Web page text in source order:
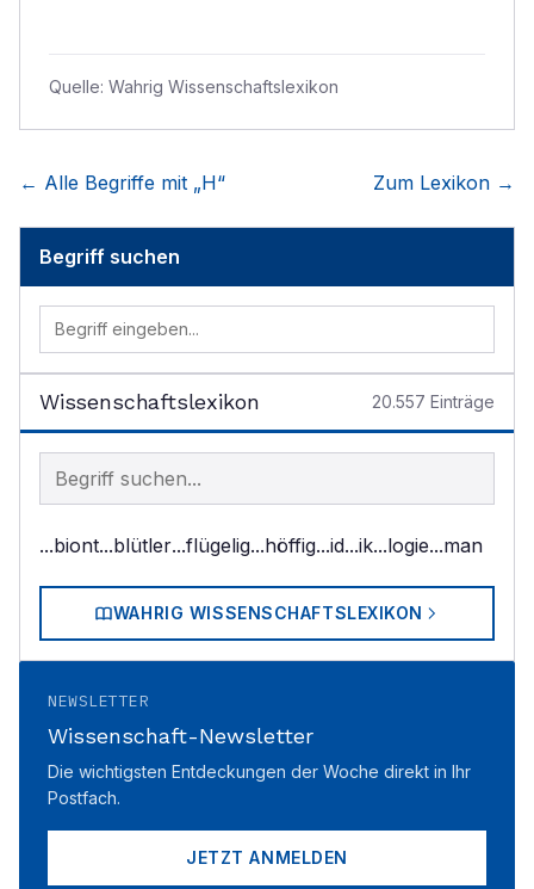
Quelle: Wahrig Wissenschaftslexikon
← Alle Begriffe mit „H“ Zum Lexikon →
Begriff suchen
Wissenschaftslexikon 20.557 Einträge
Begriff im Lexikon suchen
...biont...blütler...flügelig...höffig...id...ik...logie...man
WAHRIG WISSENSCHAFTSLEXIKON
NEWSLETTER
Wissenschaft-Newsletter
Die wichtigsten Entdeckungen der Woche direkt in Ihr
Postfach.
JETZT ANMELDEN